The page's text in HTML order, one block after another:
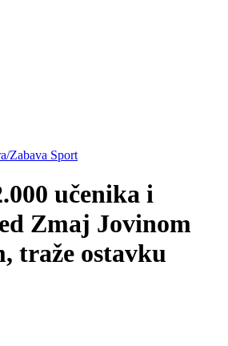
Zabava Sport
učenika i
Zmaj Jovinom
traže ostavku